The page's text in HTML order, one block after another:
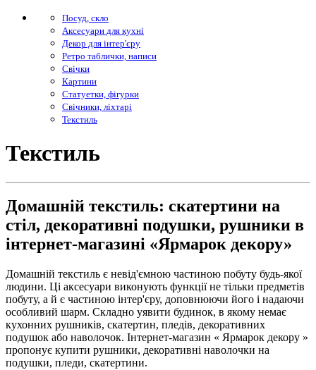
Посуд, скло
Аксесуари для кухні
Декор для інтер'єру
Ретро таблички, написи
Свічки
Картини
Статуетки, фігурки
Свічники, ліхтарі
Текстиль
Текстиль
Домашній текстиль: скатертини на
стіл, декоративні подушки, рушники в
інтернет-магазині «Ярмарок декору»
Домашній текстиль є невід'ємною частиною побуту будь-якої
людини. Ці аксесуари виконують функції не тільки предметів
побуту, а й є частиною інтер'єру, доповнюючи його і надаючи
особливий шарм. Складно уявити будинок, в якому немає
кухонних рушників, скатертин, пледів, декоративних
подушок або наволочок. Інтернет-магазин « Ярмарок декору »
пропонує купити рушники, декоративні наволочки на
подушки, пледи, скатертини.